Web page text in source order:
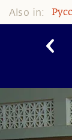
Also in: